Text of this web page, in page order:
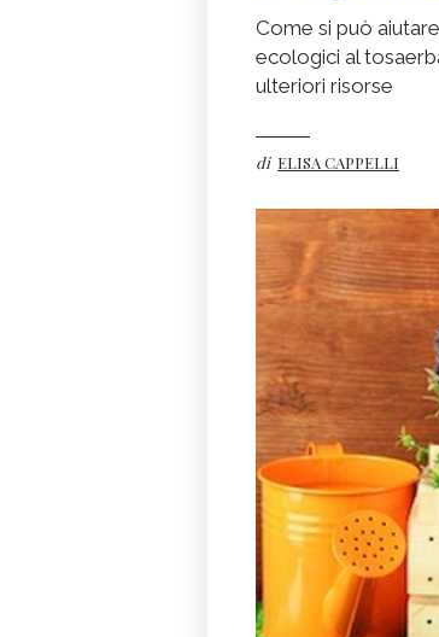
Come si può
ecologici al
ulteriori risorse
di ELISA CAPPELLI